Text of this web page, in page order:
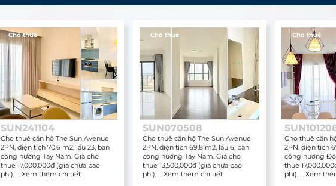
Cho thuê
Cho thuê căn hộ The Sun Avenue
2PN, diện tích 70.6 m2, lầu 23, ban
công hướng Tây Nam. Giá cho
thuê 17,000,000đ (giá chưa bao
phí), ... Xem thêm chi tiết
SUN241104
Cho thuê
Cho thuê căn hộ The Sun Avenue
2PN, diện tích 69.8 m2, lầu 6, ban
công hướng Tây Nam. Giá cho
thuê 13,500,000đ (giá chưa bao
phí), ... Xem thêm chi tiết
SUN070508
Cho thuê
Cho thuê căn
2PN, diện tích
công hướng
thuê
phí), ... Xem